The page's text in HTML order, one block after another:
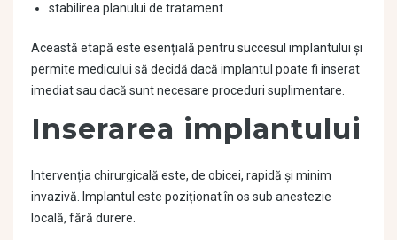
stabilirea planului de tratament
Această etapă este esențială pentru succesul implantului și
permite medicului să decidă dacă implantul poate fi inserat
imediat sau dacă sunt necesare proceduri suplimentare.
Inserarea implantului
Intervenția chirurgicală este, de obicei, rapidă și minim
invazivă. Implantul este poziționat în os sub anestezie
locală, fără durere.